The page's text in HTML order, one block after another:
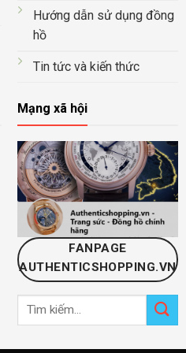
Hướng dẫn sử dụng đồng
hồ
Tin tức và kiến thức
Mạng xã hội
FANPAGE
AUTHENTICSHOPPING.VN
Tìm